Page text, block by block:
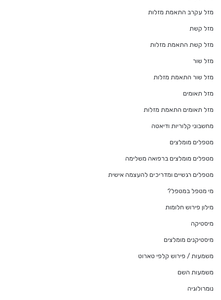
מזל עקרב התאמת מזלות
מזל קשת
מזל קשת התאמת מזלות
מזל שור
מזל שור התאמת מזלות
מזל תאומים
מזל תאומים התאמת מזלות
מחשבוני קלוריות ודיאטה
מטפלים מומלצים
מטפלים מומלצים ברפואה משלימה
מטפלים רגשיים ומדריכים להעצמה אישית
מי מטפל במטפל?
מילון פירוש חלומות
מיסטיקה
מיסטיקנים מומלצים
משמעות / פירוש קלפי טארוט
משמעות השם
נומרולוגיה